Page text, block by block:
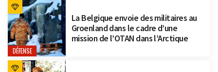
DÉFENSE
La Belgique envoie des militaires au
Groenland dans le cadre d’une
mission de l’OTAN dans l’Arctique